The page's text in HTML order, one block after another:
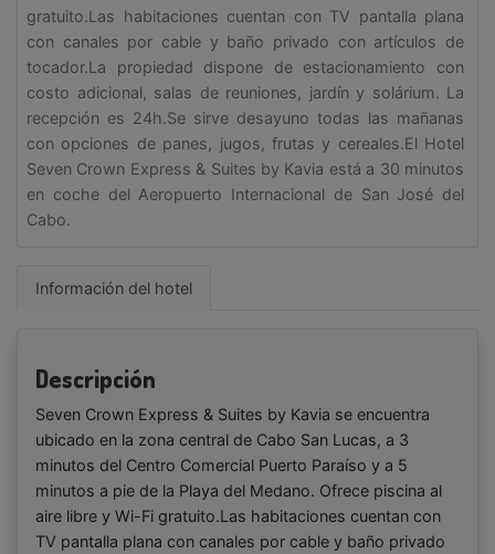
gratuito.Las habitaciones cuentan con TV pantalla plana
con canales por cable y baño privado con artículos de
tocador.La propiedad dispone de estacionamiento con
costo adicional, salas de reuniones, jardín y solárium. La
recepción es 24h.Se sirve desayuno todas las mañanas
con opciones de panes, jugos, frutas y cereales.El Hotel
Seven Crown Express & Suites by Kavia está a 30 minutos
en coche del Aeropuerto Internacional de San José del
Cabo.
Información del hotel
Descripción
Seven Crown Express & Suites by Kavia se encuentra
ubicado en la zona central de Cabo San Lucas, a 3
minutos del Centro Comercial Puerto Paraíso y a 5
minutos a pie de la Playa del Medano. Ofrece piscina al
aire libre y Wi-Fi gratuito.Las habitaciones cuentan con
TV pantalla plana con canales por cable y baño privado